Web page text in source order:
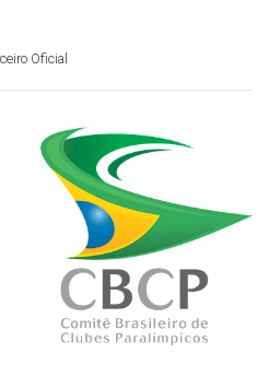
Oficial